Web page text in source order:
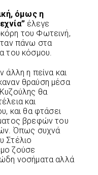
όμως η
έλεγε
του Φωτεινή,
πάνω στα
του κόσμου.
η πείνα και
θραύση μέσα
θα
και
και θα φτάσει
βρεφών του
Όπως συχνά
Στέλιο
ζούσε
νοσήματα αλλά